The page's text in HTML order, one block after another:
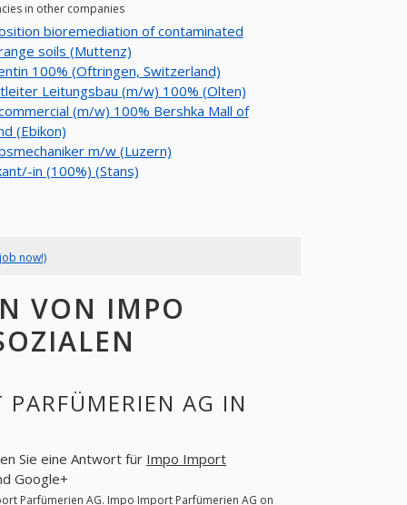
in other companies
bioremediation of contaminated
soils (Muttenz)
100% (Oftringen, Switzerland)
Leitungsbau (m/w) 100% (Olten)
(m/w) 100% Bershka Mall of
(Ebikon)
m/w (Luzern)
in (100%) (Stans)
now!)
VON IMPO
AG IN
Sie eine Antwort für Impo Import
Google+
Parfümerien AG. Impo Import Parfümerien AG on